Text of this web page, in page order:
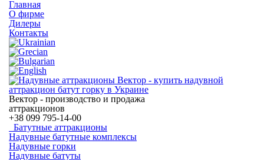
Главная
О фирме
Дилеры
Контакты
Вектор - производство и продажа
аттракционов
+38 099 795-14-00
Батутные аттракционы
Надувные батутные комплексы
Надувные горки
Надувные батуты